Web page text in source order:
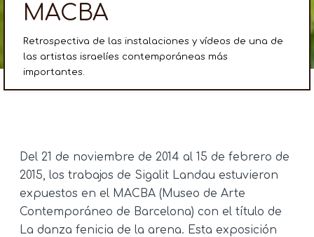
MACBA
Retrospectiva de las instalaciones y vídeos de una de
las artistas israelíes contemporáneas más
importantes.
Del 21 de noviembre de 2014 al 15 de febrero de
2015, los trabajos de Sigalit Landau estuvieron
expuestos en el MACBA (Museo de Arte
Contemporáneo de Barcelona) con el título de
La danza fenicia de la arena. Esta exposición